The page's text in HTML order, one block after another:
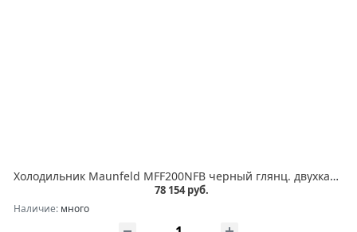
Холодильник Maunfeld MFF200NFB черный глянц. двухкамерный 271/106л морозилка снизу, No Frost
78 154 руб.
Наличие: много